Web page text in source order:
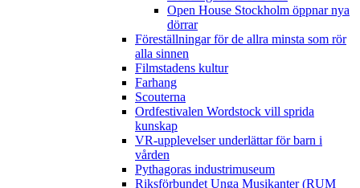
Open House Stockholm öppnar nya
dörrar
Föreställningar för de allra minsta som rör
alla sinnen
Filmstadens kultur
Farhang
Scouterna
Ordfestivalen Wordstock vill sprida
kunskap
VR-upplevelser underlättar för barn i
vården
Pythagoras industrimuseum
Riksförbundet Unga Musikanter (RUM